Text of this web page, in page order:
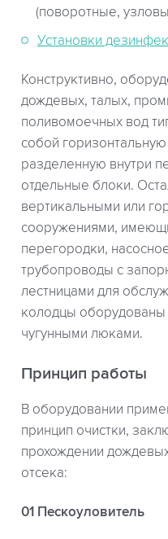
(поворотные,
Установки
Конструктивно,
дождевых, талых,
поливомоечных вод
собой
разделенную внутри
отдельные блоки.
вертикальными или
сооружениями,
перегородки,
трубопроводы с
лестницами для
колодцы оборудованы
чугунными люками.
Принцип работы
В оборудовании
принцип очистки,
прохождении
отсека:
01 Пескоуловитель